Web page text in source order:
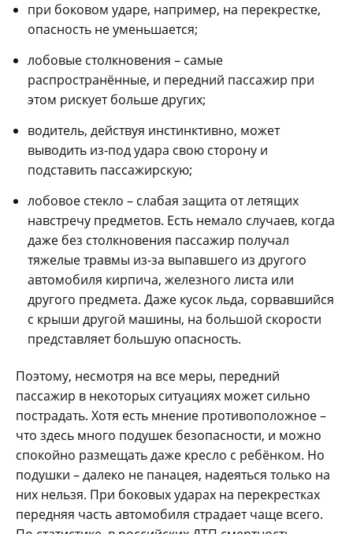
при боковом ударе, например, на перекрестке,
опасность не уменьшается;
лобовые столкновения – самые
распространённые, и передний пассажир при
этом рискует больше других;
водитель, действуя инстинктивно, может
выводить из-под удара свою сторону и
подставить пассажирскую;
лобовое стекло – слабая защита от летящих
навстречу предметов. Есть немало случаев, когда
даже без столкновения пассажир получал
тяжелые травмы из-за выпавшего из другого
автомобиля кирпича, железного листа или
другого предмета. Даже кусок льда, сорвавшийся
с крыши другой машины, на большой скорости
представляет большую опасность.
Поэтому, несмотря на все меры, передний
пассажир в некоторых ситуациях может сильно
пострадать. Хотя есть мнение противоположное –
что здесь много подушек безопасности, и можно
спокойно размещать даже кресло с ребёнком. Но
подушки – далеко не панацея, надеяться только на
них нельзя. При боковых ударах на перекрестках
передняя часть автомобиля страдает чаще всего.